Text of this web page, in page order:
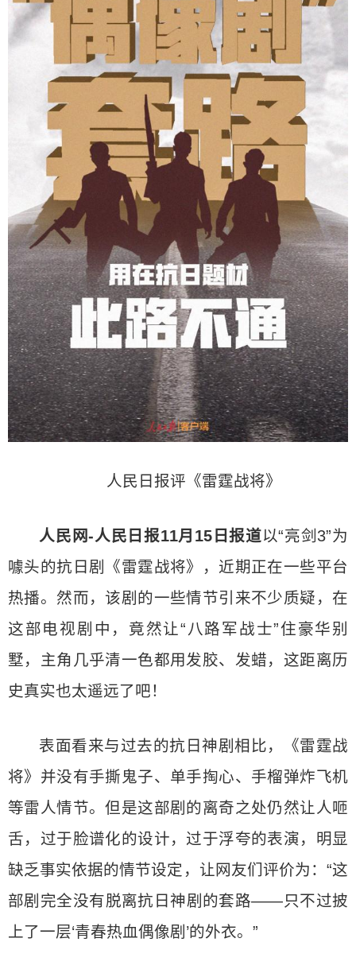
人民日报评《雷霆战将》
人民网-人民日报11月15日报道以“亮剑3”为
噱头的抗日剧《雷霆战将》，近期正在一些平台
热播。然而，该剧的一些情节引来不少质疑，在
这部电视剧中，竟然让“八路军战士”住豪华别
墅，主角几乎清一色都用发胶、发蜡，这距离历
史真实也太遥远了吧！
表面看来与过去的抗日神剧相比，《雷霆战
将》并没有手撕鬼子、单手掏心、手榴弹炸飞机
等雷人情节。但是这部剧的离奇之处仍然让人咂
舌，过于脸谱化的设计，过于浮夸的表演，明显
缺乏事实依据的情节设定，让网友们评价为：“这
部剧完全没有脱离抗日神剧的套路——只不过披
上了一层‘青春热血偶像剧’的外衣。”